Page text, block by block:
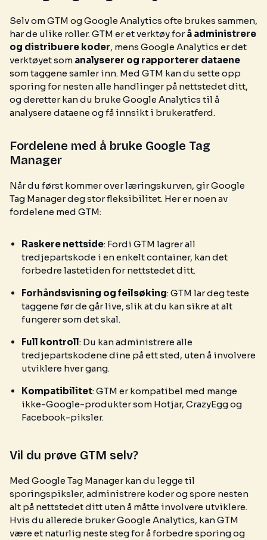
Selv om GTM og Google Analytics ofte brukes sammen,
har de ulike roller. GTM er et verktøy forå administrere
og distribuere koder, mens Google Analytics er det
verktøyet som analyserer og rapporterer dataene
som taggene samler inn. Med GTM kan du sette opp
sporing for nesten alle handlinger på nettstedet ditt,
og deretter kan du bruke Google Analytics til å
analysere dataene og få innsikt i brukeratferd.
Fordelene med å bruke Google Tag
Manager
Når du først kommer over læringskurven, gir Google
Tag Manager deg stor fleksibilitet. Her er noen av
fordelene med GTM:
Raskere nettside: Fordi GTM lagrer all
tredjepartskode i en enkelt container, kan det
forbedre lastetiden for nettstedet ditt.
Forhåndsvisning og feilsøking: GTM lar deg teste
taggene før de går live, slik at du kan sikre at alt
fungerer som det skal.
Full kontroll: Du kan administrere alle
tredjepartskodene dine på ett sted, uten å involvere
utviklere hver gang.
Kompatibilitet: GTM er kompatibel med mange
ikke-Google-produkter som Hotjar, CrazyEgg og
Facebook-piksler.
Vil du prøve GTM selv?
Med Google Tag Manager kan du legge til
sporingspiksler, administrere koder og spore nesten
alt på nettstedet ditt uten å måtte involvere utviklere.
Hvis du allerede bruker Google Analytics, kan GTM
være et naturlig neste steg for å forbedre sporing og